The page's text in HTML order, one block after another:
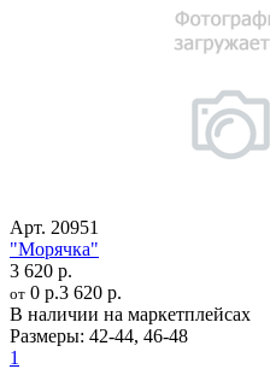
Арт. 20951
"Морячка"
3 620 р.
от 0 р.3 620 р.
В наличии на маркетплейсах
Размеры: 42-44, 46-48
1